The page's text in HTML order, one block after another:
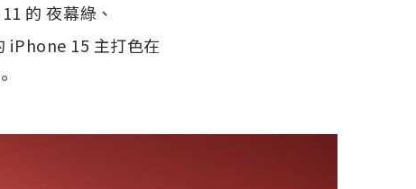
的 夜幕綠、
iPhone 15 主打色在
。